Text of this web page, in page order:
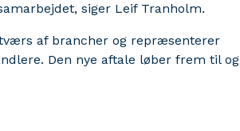
siger Leif Tranholm.
af brancher og repræsenterer
Den nye aftale løber frem til og